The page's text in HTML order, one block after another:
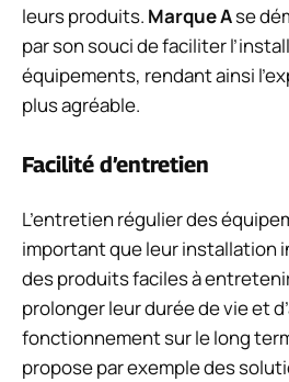
leurs produits. Marque Ase
par son souci de faciliter
équipements, rendant ainsi
plus agréable.
Facilité d’entretien
L’entretien régulier des
important que leur installation
des produits faciles à
prolonger leur durée de vie et
fonctionnement sur le long
propose par exemple des